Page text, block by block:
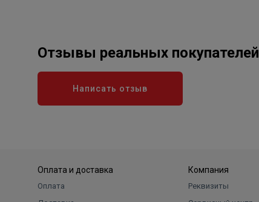
Отзывы реальных покупателей
Написать отзыв
Оплата и доставка
Оплата
Компания
Реквизиты